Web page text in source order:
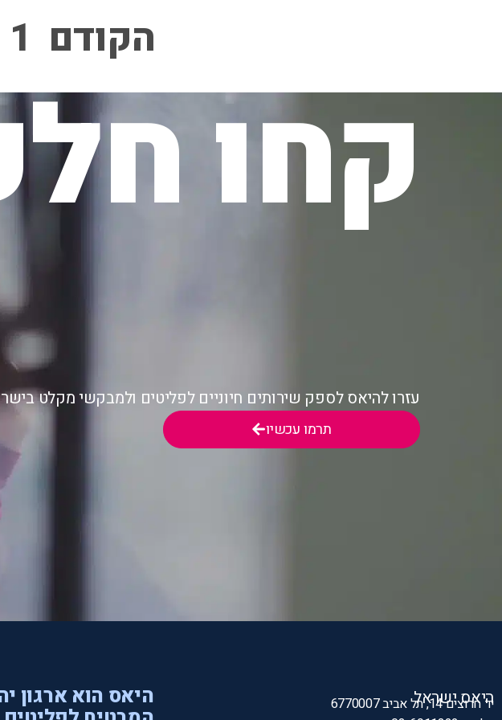
הקודם 1
קחו
עזרו להיאס לספק שירותים חיוניים לפליטים ולמבקשי מקלט
תרמו עכשיו
היאס ישראל
יד חרוצים 14, תל אביב 6770007
היאס הוא ארגון